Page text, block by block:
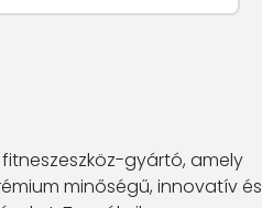
gyártó, amely
minőségű, innovatív és